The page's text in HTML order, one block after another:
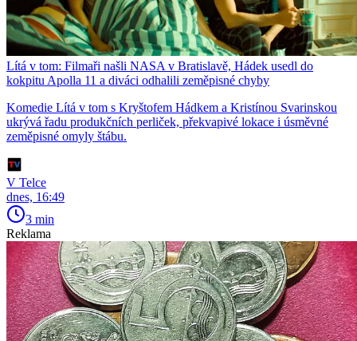
Lítá v tom: Filmaři našli NASA v Bratislavě, Hádek usedl do
kokpitu Apolla 11 a diváci odhalili zeměpisné chyby
Komedie Lítá v tom s Kryštofem Hádkem a Kristínou Svarinskou
ukrývá řadu produkčních perliček, překvapivé lokace i úsměvné
zeměpisné omyly štábu.
V Telce
dnes, 16:49
3 min
Reklama